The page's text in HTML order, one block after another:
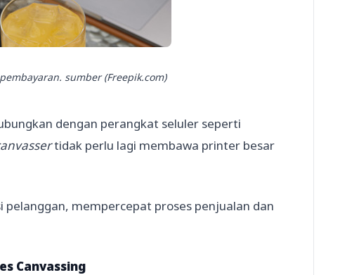
sumber (Freepik.com)
dengan perangkat seluler seperti
tidak perlu lagi membawa printer besar
mempercepat proses penjualan dan
Canvassing